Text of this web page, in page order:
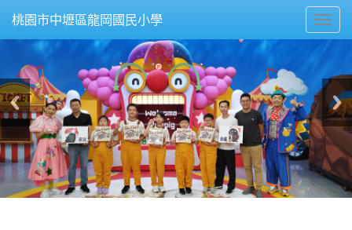
桃園市中壢區龍岡國民小學